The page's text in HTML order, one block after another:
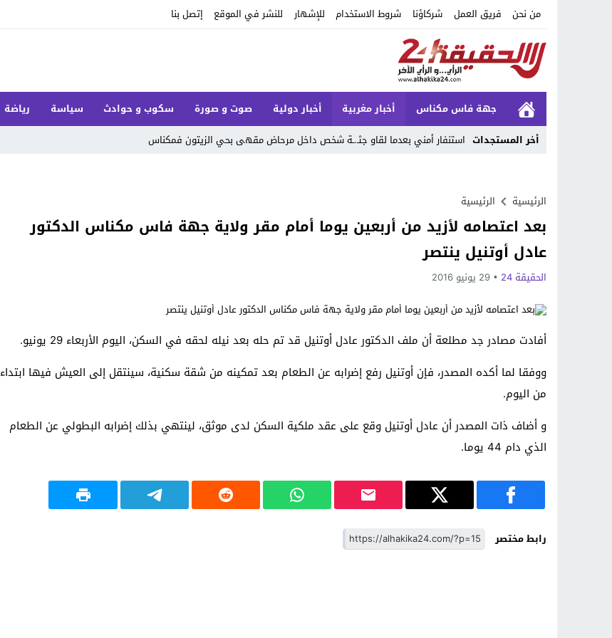
من نحن فريق العمل شركاؤنا شروط الاستخدام للإشهار للنشر في الموقع إتصل بنا
جهة فاس مكناس أخبار مغربية أخبار دولية صوت و صورة سكوب و حوادث سياسة رياضة
أخر المستجدات استنفار أمني بعدما لقاو جثـ.ـة شخص داخل مرحاض مقهى بحي الزيتون فمكناس
Previous
Next
الرئيسية الرئيسية
بعد اعتصامه لأزيد من أربعين يوما أمام مقر ولاية جهة فاس مكناس الدكتور
عادل أوتنيل ينتصر
الحقيقة 24 29 يونيو 2016
أفادت مصادر جد مطلعة أن ملف الدكتور عادل أوتنيل قد تم حله بعد نيله لحقه في السكن، اليوم الأربعاء 29 يونيو.
ووفقا لما أكده المصدر، فإن أوتنيل رفع إضرابه عن الطعام بعد تمكينه من شقة سكنية، سينتقل إلى العيش فيها ابتداء
من اليوم.
و أضاف ذات المصدر أن عادل أوتنيل وقع على عقد ملكية السكن لدى موثق، لينتهي بذلك إضرابه البطولي عن الطعام
الذي دام 44 يوما.
رابط مختصر